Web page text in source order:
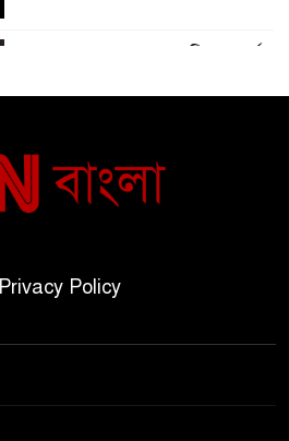
বাংলাদেশ ও কুয়েত: সেনাপ্রধান এবং
সহ-পররাষ্ট্রমন্ত্রীর সৌজন্য সাক্ষাৎ
অতিরিক্ত পুলিশ মহাপরিদর্শক
বিপিআই-এর জ্বালানি প্রশিক্ষণ
Privacy Policy